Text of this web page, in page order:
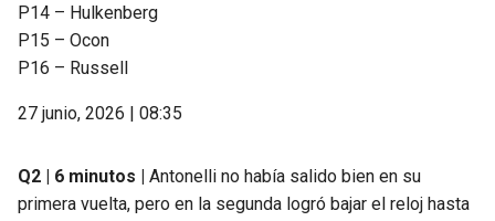
P14 – Hulkenberg
P15 – Ocon
P16 – Russell
27 junio, 2026 | 08:35
Q2 | 6 minutos |
Antonelli no había salido bien en su
primera vuelta, pero en la segunda logró bajar el reloj hasta